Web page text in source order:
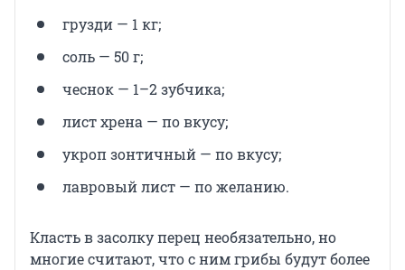
грузди — 1 кг;
соль — 50 г;
чеснок — 1–2 зубчика;
лист хрена — по вкусу;
укроп зонтичный — по вкусу;
лавровый лист — по желанию.
Класть в засолку перец необязательно, но
многие считают, что с ним грибы будут более